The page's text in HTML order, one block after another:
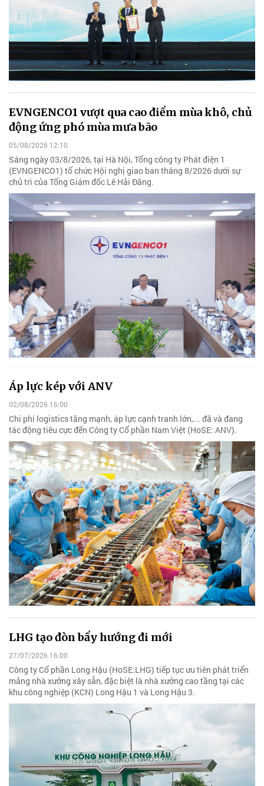
EVNGENCO1 vượt qua cao điểm mùa khô, chủ
động ứng phó mùa mưa bão
05/08/2026 12:10
Sáng ngày 03/8/2026, tại Hà Nội, Tổng công ty Phát điện 1
(EVNGENCO1) tổ chức Hội nghị giao ban tháng 8/2026 dưới sự
chủ trì của Tổng Giám đốc Lê Hải Đăng.
Áp lực kép với ANV
02/08/2026 16:00
Chi phí logistics tăng mạnh, áp lực cạnh tranh lớn,... đã và đang
tác động tiêu cực đến Công ty Cổ phần Nam Việt (HoSE: ANV).
LHG tạo đòn bẩy hướng đi mới
27/07/2026 16:00
Công ty Cổ phần Long Hậu (HoSE:LHG) tiếp tục ưu tiên phát triển
mảng nhà xưởng xây sẵn, đặc biệt là nhà xưởng cao tầng tại các
khu công nghiệp (KCN) Long Hậu 1 và Long Hậu 3.